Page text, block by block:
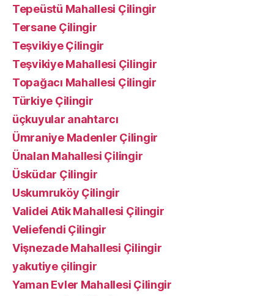
Tepeüstü Mahallesi Çilingir
Tersane Çilingir
Teşvikiye Çilingir
Teşvikiye Mahallesi Çilingir
Topağacı Mahallesi Çilingir
Türkiye Çilingir
üçkuyular anahtarcı
Ümraniye Madenler Çilingir
Ünalan Mahallesi Çilingir
Üsküdar Çilingir
Uskumruköy Çilingir
Validei Atik Mahallesi Çilingir
Veliefendi Çilingir
Vişnezade Mahallesi Çilingir
yakutiye çilingir
Yaman Evler Mahallesi Çilingir